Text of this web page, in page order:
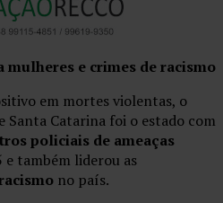
mulheres e crimes de racismo
em mortes violentas, o
Santa Catarina foi o estado com
policiais de ameaças
e também liderou as
no país.